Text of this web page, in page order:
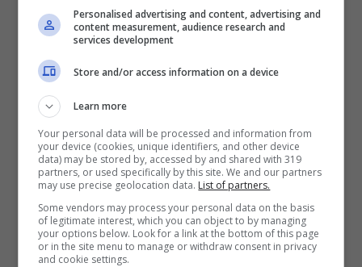
Stefan Posch. In mezzo la consolidata coppia
Beukema-Lucumi
A centrocampo è in rampa di lancioPobega
tornato a disposizione dopo aver scontato la
squalifica e rinvigorito dal gol diCoppa Italia
contro ilMonza, con buone probabilità sarà
lui ad affiancareFreuler.
Sulla trequarti l’unico punto fermo è Dan
Ndoye: lo svizzero potrebbe partire a destra
Personalised advertising and content, advertising and
content measurement, audience research and
services development
Store and/or access information on a device
Learn more
Your personal data will be processed and information from
your device (cookies, unique identifiers, and other device
data) may be stored by, accessed by and shared with 319
partners, or used specifically by this site. We and our partners
may use precise geolocation data. List of partners.
Some vendors may process your personal data on the basis
of legitimate interest, which you can object to by managing
your options below. Look for a link at the bottom of this page
or in the site menu to manage or withdraw consent in privacy
and cookie settings.